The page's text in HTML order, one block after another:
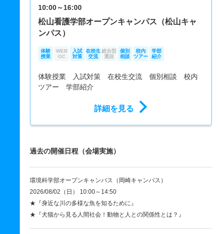
10:00～16:00
松山看護学部オープンキャンパス（松山キャ
ンパス）
体験
授業
WEB
OC
入試
対策
在校生
交流
総合型
選抜
個別
相談
校内
ツアー
学部
紹介
体験授業 入試対策 在校生交流 個別相談 校内
ツアー 学部紹介
詳細を見る
過去の開催日程（会場実施）
環境科学部オープンキャンパス（岡崎キャンパス）
2026/08/02（日） 10:00～14:50
★『身近な川の多様な魚を知るために』
★『犬猫から見る人間社会！動物と人との関係性とは？』